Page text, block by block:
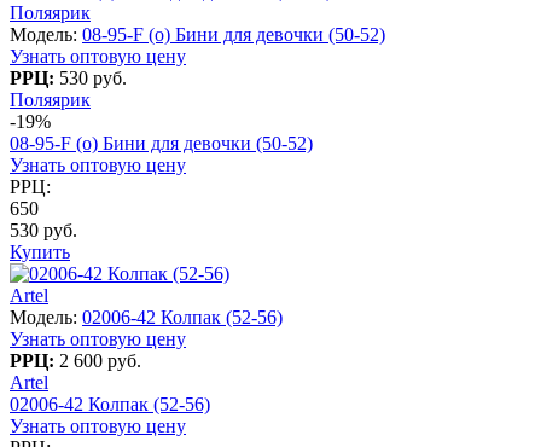
Поляярик
Модель: 08-95-F (о) Бини для девочки (50-52)
Узнать оптовую цену
РРЦ: 530 руб.
Поляярик
-19%
08-95-F (о) Бини для девочки (50-52)
Узнать оптовую цену
РРЦ:
650
530 руб.
Купить
Artel
Модель: 02006-42 Колпак (52-56)
Узнать оптовую цену
РРЦ: 2 600 руб.
Artel
02006-42 Колпак (52-56)
Узнать оптовую цену